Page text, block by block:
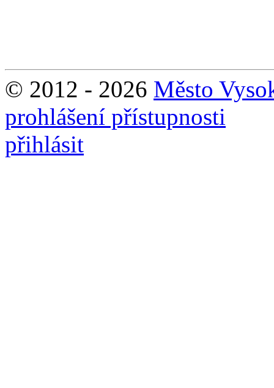
© 2012 - 2026 Město
prohlášení přístupnosti
přihlásit